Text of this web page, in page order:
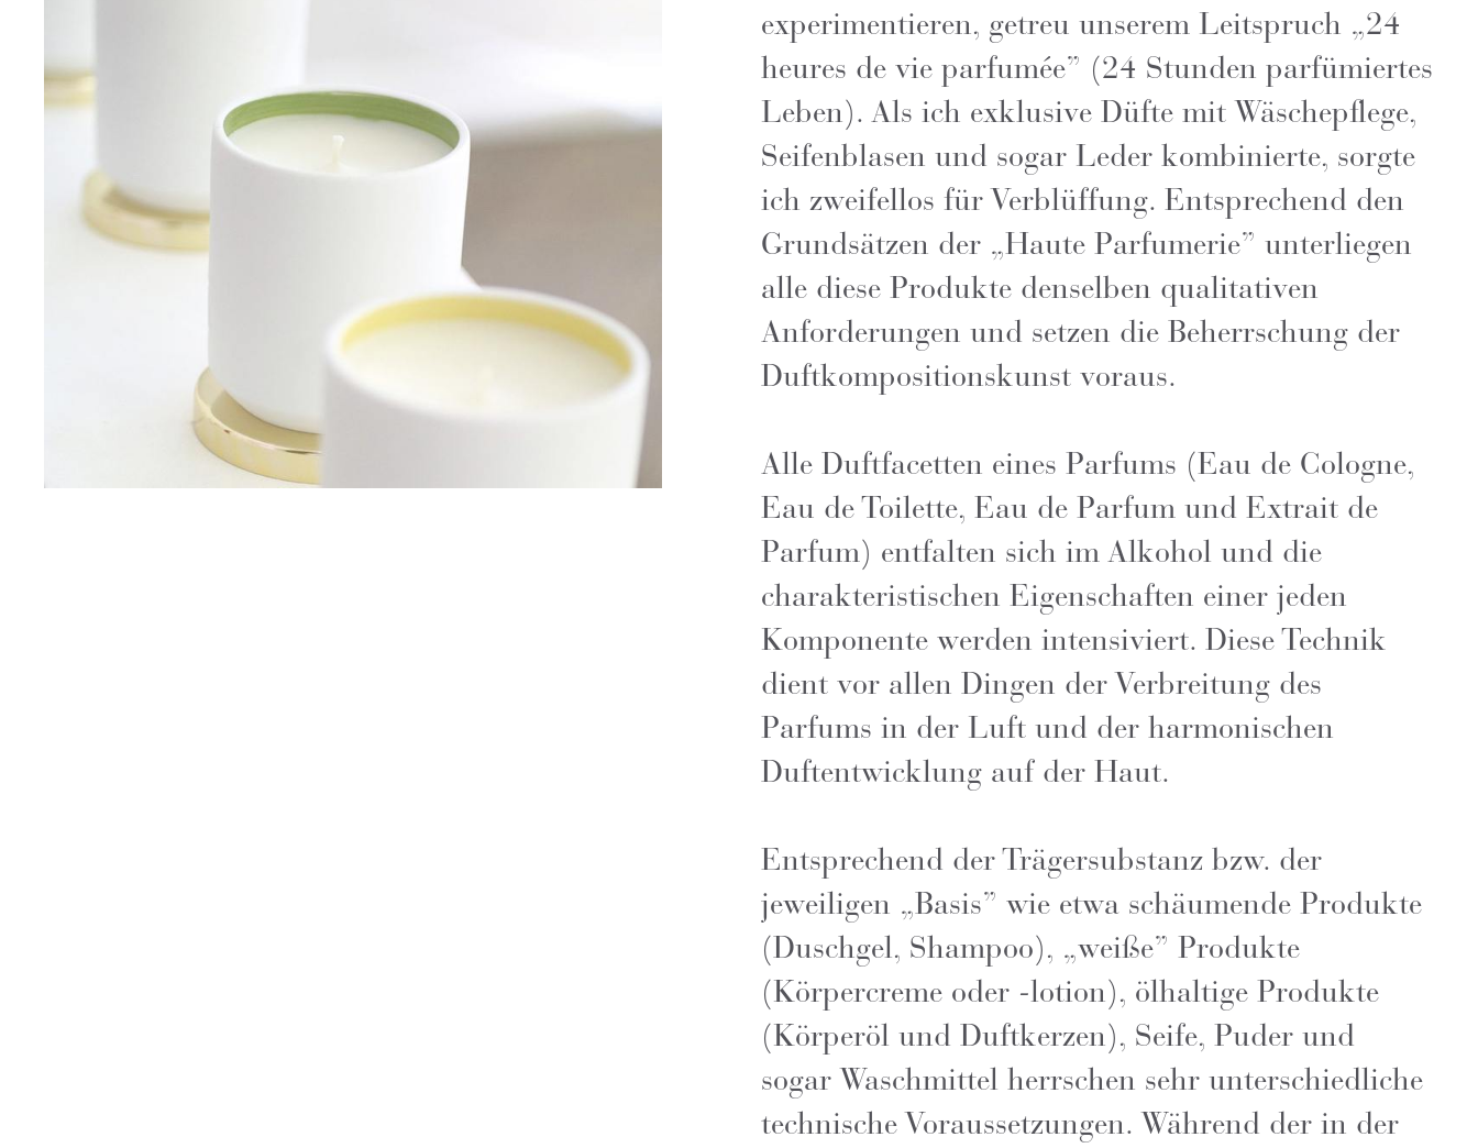
experimentieren, getreu unserem Leitspruch „24
heures de vie parfumée” (24 Stunden parfümiertes
Leben). Als ich exklusive Düfte mit Wäschepflege,
Seifenblasen und sogar Leder kombinierte, sorgte
ich zweifellos für Verblüffung. Entsprechend den
Grundsätzen der „Haute Parfumerie” unterliegen
alle diese Produkte denselben qualitativen
Anforderungen und setzen die Beherrschung der
Duftkompositionskunst voraus.
Alle Duftfacetten eines Parfums (Eau de Cologne,
Eau de Toilette, Eau de Parfum und Extrait de
Parfum) entfalten sich im Alkohol und die
charakteristischen Eigenschaften einer jeden
Komponente werden intensiviert. Diese Technik
dient vor allen Dingen der Verbreitung des
Parfums in der Luft und der harmonischen
Duftentwicklung auf der Haut.
Entsprechend der Trägersubstanz bzw. der
jeweiligen „Basis” wie etwa schäumende Produkte
(Duschgel, Shampoo), „weiße” Produkte
(Körpercreme oder -lotion), ölhaltige Produkte
(Körperöl und Duftkerzen), Seife, Puder und
sogar Waschmittel herrschen sehr unterschiedliche
technische Voraussetzungen. Während der in der